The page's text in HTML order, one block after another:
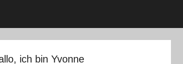
ich bin Yvonne